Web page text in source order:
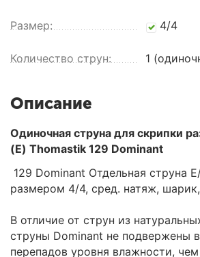
Размер: 4/4
Количество струн: 1
Описание
Одиночная струна для скрипки
(E) Thomastik 129 Dominant
129 Dominant Отдельная струна
размером 4/4, сред. натяж,
В отличие от струн из
струны Dominant не подвержены
перепадов уровня влажности,